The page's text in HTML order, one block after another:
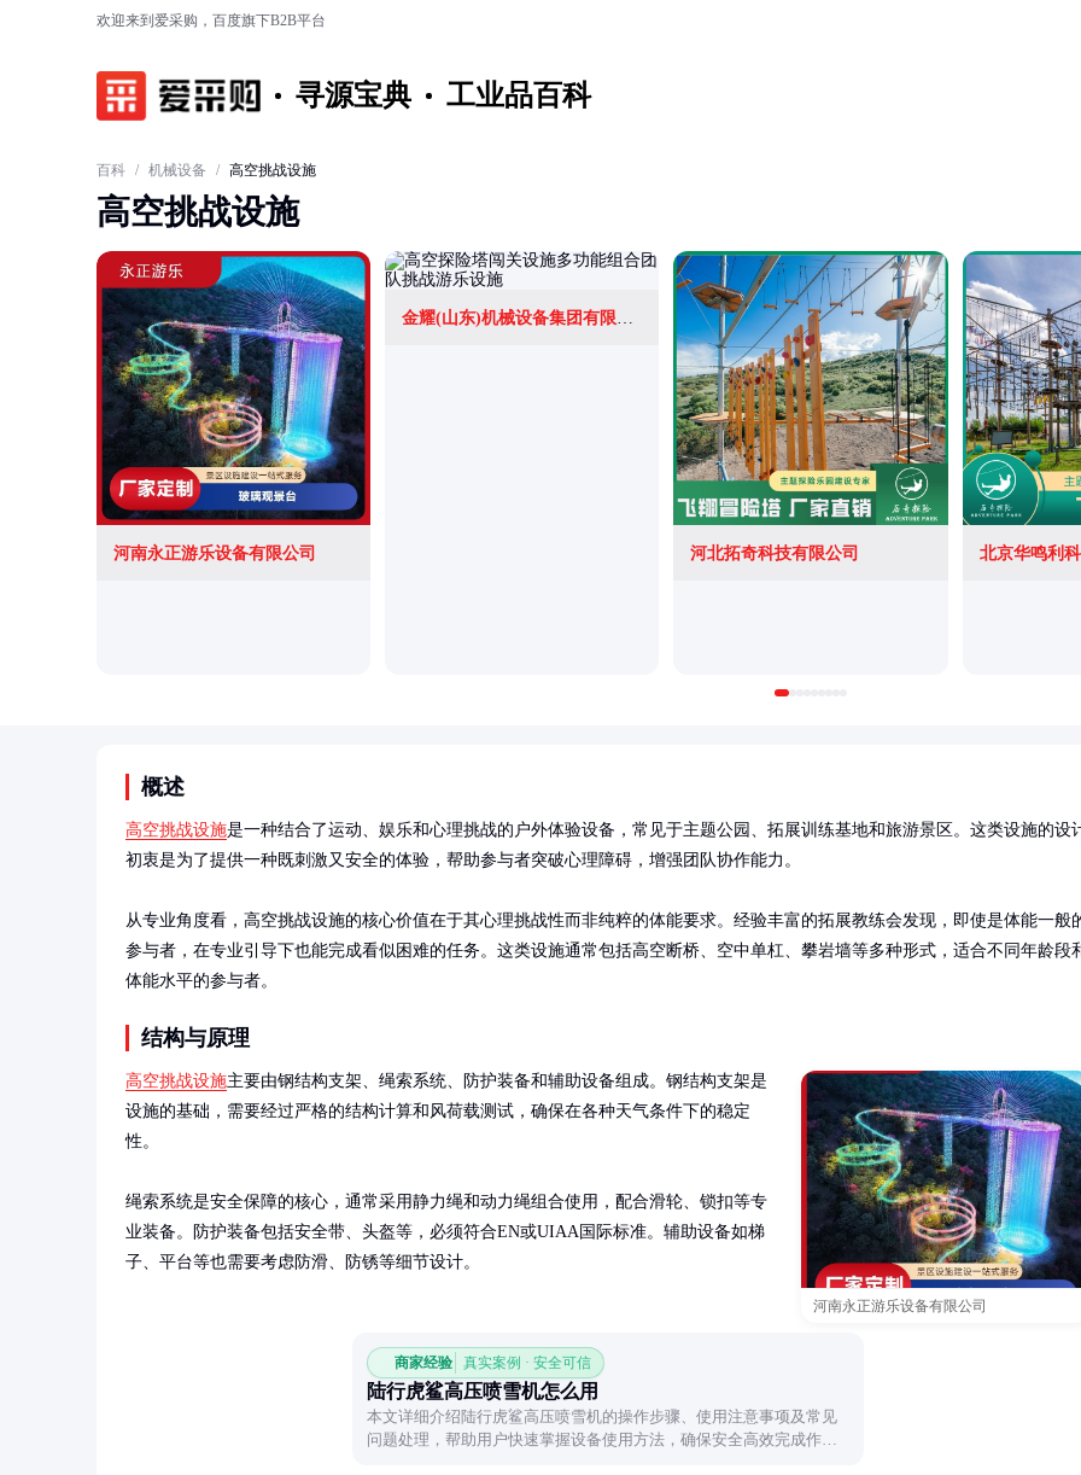
欢迎来到爱采购，百度旗下B2B平台
寻源宝典 工业品百科
百科 / 机械设备 / 高空挑战设施
高空挑战设施
河南永正游乐设备有限公司
金耀(山东)机械设备集团有限公司
河北拓奇科技有限公司 北京华鸣利
概述
高空挑战设施是一种结合了运动、娱乐和心理挑战的户外体验设备，常见于主题公园、拓展训练基地和旅游景区。这类设施的设
初衷是为了提供一种既刺激又安全的体验，帮助参与者突破心理障碍，增强团队协作能力。
从专业角度看，高空挑战设施的核心价值在于其心理挑战性而非纯粹的体能要求。经验丰富的拓展教练会发现，即使是体能一般
参与者，在专业引导下也能完成看似困难的任务。这类设施通常包括高空断桥、空中单杠、攀岩墙等多种形式，适合不同年龄段
体能水平的参与者。
结构与原理
河南永正游乐设备有限公司
高空挑战设施主要由钢结构支架、绳索系统、防护装备和辅助设备组成。钢结构支架是
设施的基础，需要经过严格的结构计算和风荷载测试，确保在各种天气条件下的稳定
性。
绳索系统是安全保障的核心，通常采用静力绳和动力绳组合使用，配合滑轮、锁扣等专
业装备。防护装备包括安全带、头盔等，必须符合EN或UIAA国际标准。辅助设备如梯
子、平台等也需要考虑防滑、防锈等细节设计。
商家经验 真实案例 · 安全可信
陆行虎鲨高压喷雪机怎么用
本文详细介绍陆行虎鲨高压喷雪机的操作步骤、使用注意事项及常见
问题处理，帮助用户快速掌握设备使用方法，确保安全高效完成作